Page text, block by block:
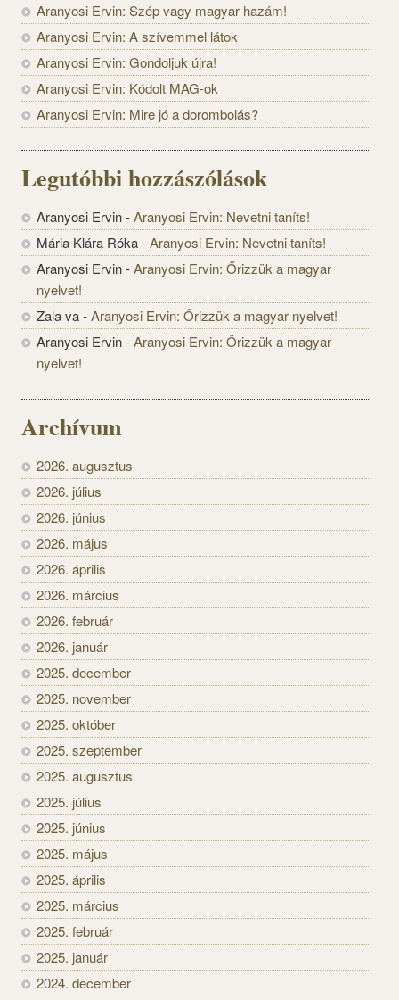
Aranyosi Ervin: Szép vagy magyar hazám!
Aranyosi Ervin: A szívemmel látok
Aranyosi Ervin: Gondoljuk újra!
Aranyosi Ervin: Kódolt MAG-ok
Aranyosi Ervin: Mire jó a dorombolás?
Legutóbbi hozzászólások
Aranyosi Ervin-Aranyosi Ervin: Nevetni taníts!
Mária Klára Róka-Aranyosi Ervin: Nevetni taníts!
Aranyosi Ervin-Aranyosi Ervin: Őrizzük a magyar
nyelvet!
Zala va-Aranyosi Ervin: Őrizzük a magyar nyelvet!
Aranyosi Ervin-Aranyosi Ervin: Őrizzük a magyar
nyelvet!
Archívum
2026. augusztus
2026. július
2026. június
2026. május
2026. április
2026. március
2026. február
2026. január
2025. december
2025. november
2025. október
2025. szeptember
2025. augusztus
2025. július
2025. június
2025. május
2025. április
2025. március
2025. február
2025. január
2024. december